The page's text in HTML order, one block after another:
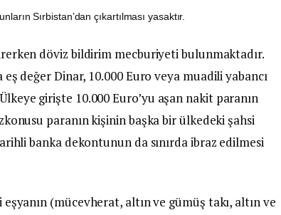
Sırbistan’dan çıkartılması yasaktır.
döviz bildirim mecburiyeti bulunmaktadır.
değer Dinar, 10.000 Euro veya muadili yabancı
girişte 10.000 Euro’yu aşan nakit paranın
paranın kişinin başka bir ülkedeki şahsi
banka dekontunun da sınırda ibraz edilmesi
(mücevherat, altın ve gümüş takı, altın ve